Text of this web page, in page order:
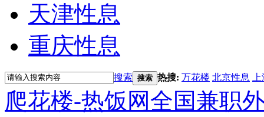
天津性息
重庆性息
搜索 搜索 热搜: 万花楼 北京性息
爬花楼-热饭网全国兼职